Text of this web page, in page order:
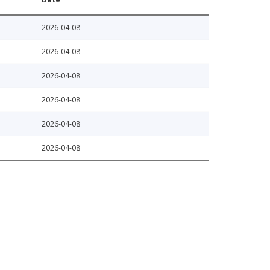
2026-04-08
2026-04-08
2026-04-08
2026-04-08
2026-04-08
2026-04-08